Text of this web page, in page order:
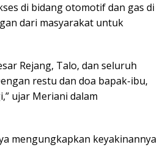
di bidang otomotif dan gas di
dari masyarakat untuk
Rejang, Talo, dan seluruh
restu dan doa bapak-ibu,
ujar Meriani dalam
mengungkapkan keyakinannya